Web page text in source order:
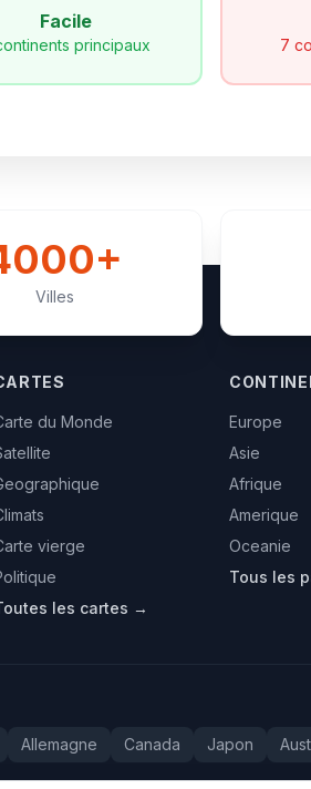
Facile
principaux 7
Villes
du Monde
vierge
les cartes →
Europe
Asie
Afrique
Amerique
Oceanie
Tous les
Allemagne Canada Japon